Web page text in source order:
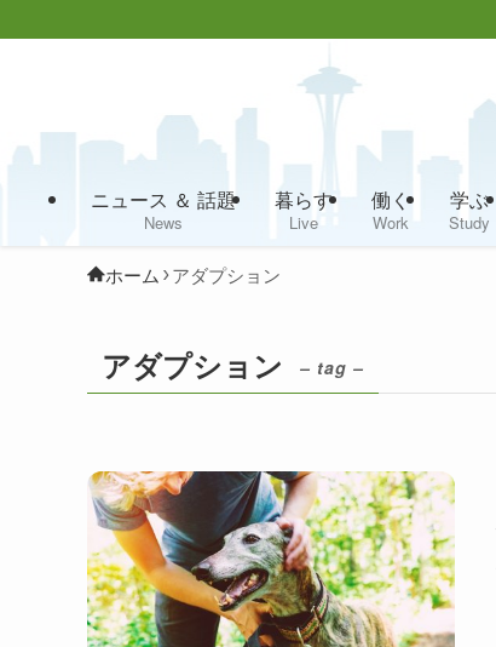
ニュース ＆ 話題
News
暮らす
Live
働く
Work
学ぶ
Study
ホーム アダプション
アダプション – tag –